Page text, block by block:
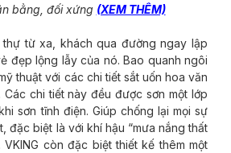
bằng, đối xứng (XEM THÊM)
thự từ xa, khách qua đường ngay lập
đẹp lộng lẫy của nó. Bao quanh ngôi
thuật với các chi tiết sắt uốn hoa văn
chi tiết này đều được sơn một lớp
sơn tĩnh điện. Giúp chống lại mọi sự
đặc biệt là với khí hậu “mưa nắng thất
VKING còn đặc biệt thiết kế thêm một